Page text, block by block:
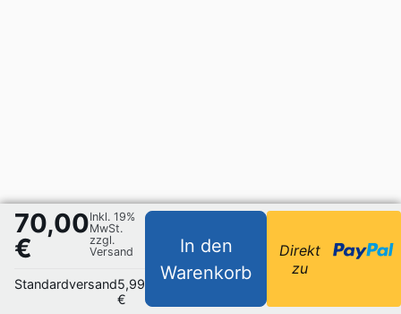
70,00
€
Inkl. 19%
MwSt.
zzgl.
Versand
Standardversand5,99
€
In den
Warenkorb
Direkt
zu